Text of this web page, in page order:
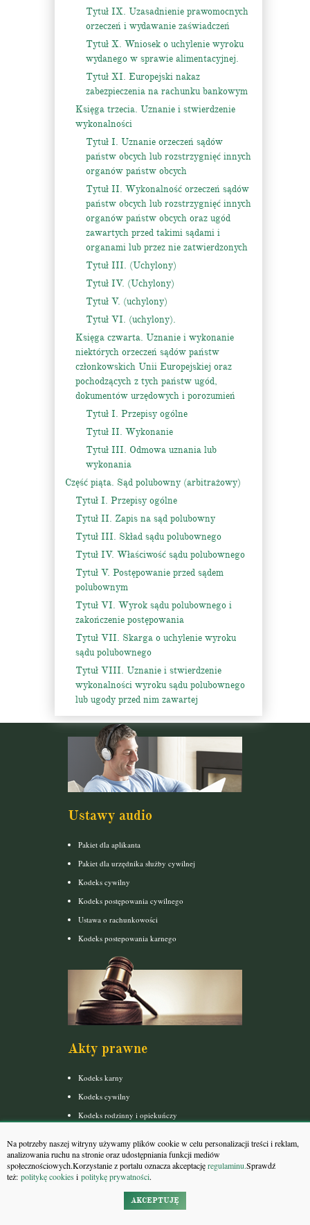
Na potrzeby naszej witryny używamy plików cookie w celu personalizacji treści i reklam,
analizowania ruchu na stronie oraz udostępniania funkcji mediów
społecznościowych.Korzystanie z portalu oznacza akceptacjęregulaminu.Sprawdź
też: politykę cookiesi politykę prywatności.
AKCEPTUJĘ
Tytuł IX. Uzasadnienie prawomocnych
orzeczeń i wydawanie zaświadczeń
Tytuł X. Wniosek o uchylenie wyroku
wydanego w sprawie alimentacyjnej.
Tytuł XI. Europejski nakaz
zabezpieczenia na rachunku bankowym
Księga trzecia. Uznanie i stwierdzenie
wykonalności
Tytuł I. Uznanie orzeczeń sądów
państw obcych lub rozstrzygnięć innych
organów państw obcych
Tytuł II. Wykonalność orzeczeń sądów
państw obcych lub rozstrzygnięć innych
organów państw obcych oraz ugód
zawartych przed takimi sądami i
organami lub przez nie zatwierdzonych
Tytuł III. (Uchylony)
Tytuł IV. (Uchylony)
Tytuł V. (uchylony)
Tytuł VI. (uchylony).
Księga czwarta. Uznanie i wykonanie
niektórych orzeczeń sądów państw
członkowskich Unii Europejskiej oraz
pochodzących z tych państw ugód,
dokumentów urzędowych i porozumień
Tytuł I. Przepisy ogólne
Tytuł II. Wykonanie
Tytuł III. Odmowa uznania lub
wykonania
Część piąta. Sąd polubowny (arbitrażowy)
Tytuł I. Przepisy ogólne
Tytuł II. Zapis na sąd polubowny
Tytuł III. Skład sądu polubownego
Tytuł IV. Właściwość sądu polubownego
Tytuł V. Postępowanie przed sądem
polubownym
Tytuł VI. Wyrok sądu polubownego i
zakończenie postępowania
Tytuł VII. Skarga o uchylenie wyroku
sądu polubownego
Tytuł VIII. Uznanie i stwierdzenie
wykonalności wyroku sądu polubownego
lub ugody przed nim zawartej
Ustawy audio
Pakiet dla aplikanta
Pakiet dla urzędnika służby cywilnej
Kodeks cywilny
Kodeks postępowania cywilnego
Ustawa o rachunkowości
Kodeks postepowania karnego
Akty prawne
Kodeks karny
Kodeks cywilny
Kodeks rodzinny i opiekuńczy
Kodeks postępowania cywilnego
Konstytucja